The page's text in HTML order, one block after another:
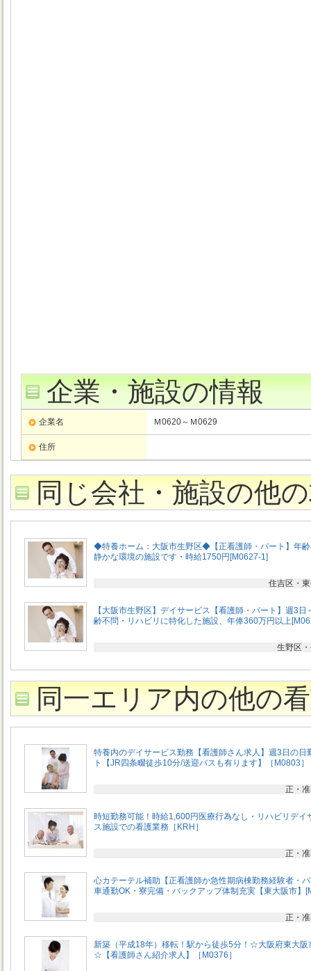
企業・施設の情報
企業名 Ｍ0620～Ｍ0629
住所
同じ会社・施設の他
◆特養ホーム：大阪市生野区◆【正看護師・パート】年
静かな環境の施設です・時給1750円[M0627-1]
住吉区・
【大阪市生野区】デイサービス【看護師・パート】週3日
齢不問・リハビリに特化した施設、年俸360万円以上
生野区
同一エリア内の他の
特養内のデイサービス勤務【看護師さん求人】週3日の日
ト【JR四条畷徒歩10分/送迎バスも有ります】［M0803］
正・
時短勤務可能！時給1,600円医療行為なし・リハビリデイ
ス施設での看護業務［KRH］
正・
心カテーテル補助【正看護師か急性期病棟勤務経験者・
車通勤OK・寮完備・バックアップ体制充実【東大阪市】
正・
新築（平成18年）移転！駅から徒歩5分！☆大阪府東大阪
☆【看護師さん紹介求人】［M0376］